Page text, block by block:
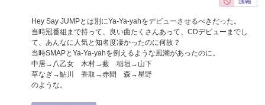
Hey Say JUMPとは別にYa-Ya-yahをデビューさせるべきだった。
当時冠番組まで持って、良い曲たくさんあって、CDデビューまでし
て、あんなに人気と知名度凄かったのに何故？
当時SMAPとYa-Ya-yahを例えるような風潮があったのに。
中居→八乙女 木村→薮 稲垣→山下
草なぎ→鮎川 香取→赤間 森→星野
のような。